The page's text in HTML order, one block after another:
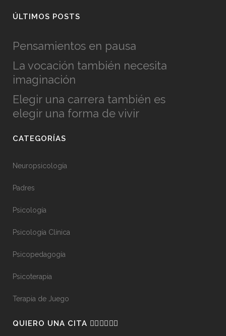
ÚLTIMOS POSTS
Pensamientos en pausa
La vocación también necesita
imaginación
Elegir una carrera también es
elegir una forma de vivir
CATEGORÍAS
Neuropsicología
Padres
Psicología
Psicología Clínica
Psicopedagogía
Psicoterapia
Terapia de Juego
QUIERO UNA CITA 👇🏼👇🏼👇🏼